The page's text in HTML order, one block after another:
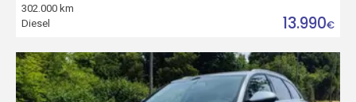
302.000 km
Diesel
13.990€